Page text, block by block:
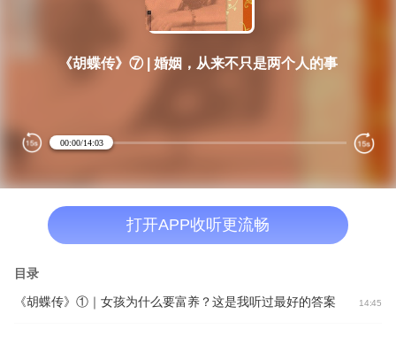
《胡蝶传》⑦ | 婚姻，从来不只是两个人的事
Loaded
:
0%
Progress:
0%
打开APP收听更流畅
目录
《胡蝶传》①｜女孩为什么要富养？这是我听过最好的答案
14:45